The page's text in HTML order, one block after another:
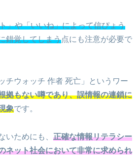
」や「いいね」によって信ぴょう
錯覚してしまう点にも注意が必要で
チウォッチ 作者 死亡」というワー
拠もない噂であり、誤情報の連鎖に
象です。
いためにも、 正確な情報リテラシー
ネット社会において非常に求められ